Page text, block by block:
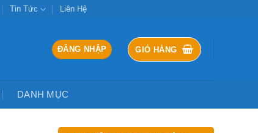
Tin Tức Liên Hệ
ĐĂNG NHẬP GIỎ HÀNG
DANH MỤC